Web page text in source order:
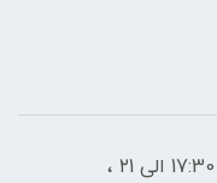
شنبه تا چهارشنبه از ساعت 9 الی ۱4 و 17:30 الی ۲1 ،